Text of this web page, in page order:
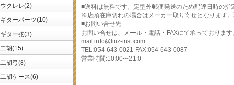
ウクレレ(2)
ギターパーツ(10)
ギター弦(3)
二胡(15)
二胡弓(8)
二胡ケース(6)
■送料は無料です。定型外郵便発送のため配達日時の指
※店頭在庫切れの場合はメーカー取り寄せとなります
■お問い合せ先
お問い合せは、メール・電話・FAXにて承っております
mail:info@linz-inst.com
TEL:054-643-0021 FAX:054-643-0087
営業時間:10:00〜21:0